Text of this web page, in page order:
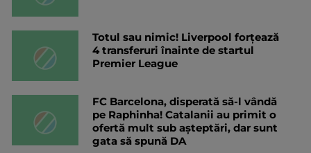
Totul sau nimic! Liverpool forțează
4 transferuri înainte de startul
Premier League
FC Barcelona, disperată să-l vândă
pe Raphinha! Catalanii au primit o
ofertă mult sub așteptări, dar sunt
gata să spună DA